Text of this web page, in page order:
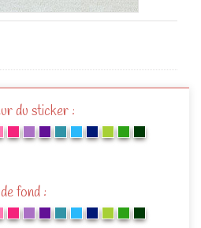
du sticker :
fond :